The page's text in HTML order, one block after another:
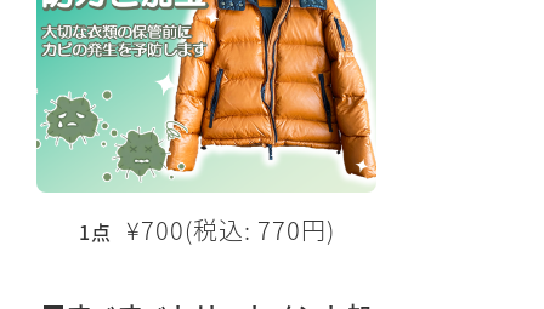
1点 ¥700(税込: 770円)